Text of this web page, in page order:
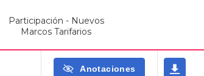
Participación - Nuevos
Marcos Tarifarios
Anotaciones